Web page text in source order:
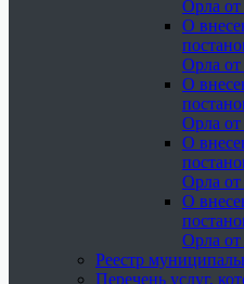
Орла
О
Орла от
О
Орла от
О
Орла
О
Орла
Реестр
Перечень услуг,